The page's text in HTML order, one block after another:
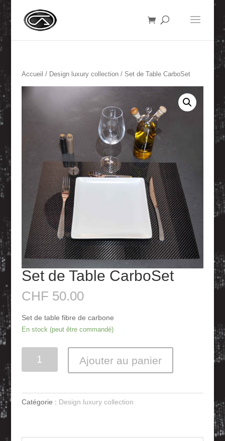
Accueil / Design luxury collection/ Set de Table CarboSet
Set de Table CarboSet
CHF 50.00
Set de table fibre de carbone
En stock (peut être commandé)
Ajouter au panier
Catégorie : Design luxury collection